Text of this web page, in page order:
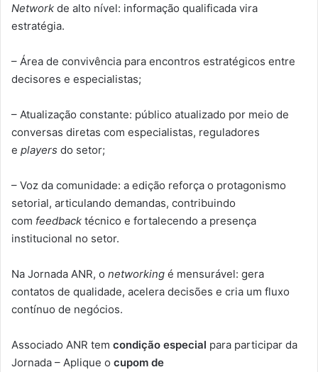
Network de alto nível: informação qualificada vira
estratégia.
– Área de convivência para encontros estratégicos entre
decisores e especialistas;
– Atualização constante: público atualizado por meio de
conversas diretas com especialistas, reguladores
e players do setor;
– Voz da comunidade: a edição reforça o protagonismo
setorial, articulando demandas, contribuindo
com feedback técnico e fortalecendo a presença
institucional no setor.
Na Jornada ANR, o networking é mensurável: gera
contatos de qualidade, acelera decisões e cria um fluxo
contínuo de negócios.
Associado ANR tem condição especial para participar da
Jornada – Aplique o cupom de